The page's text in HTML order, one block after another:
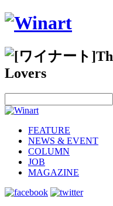
FEATURE
NEWS & EVENT
COLUMN
JOB
MAGAZINE